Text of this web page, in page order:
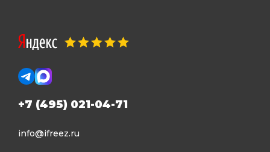
+7 (495) 021-04-71
info@ifreez.ru